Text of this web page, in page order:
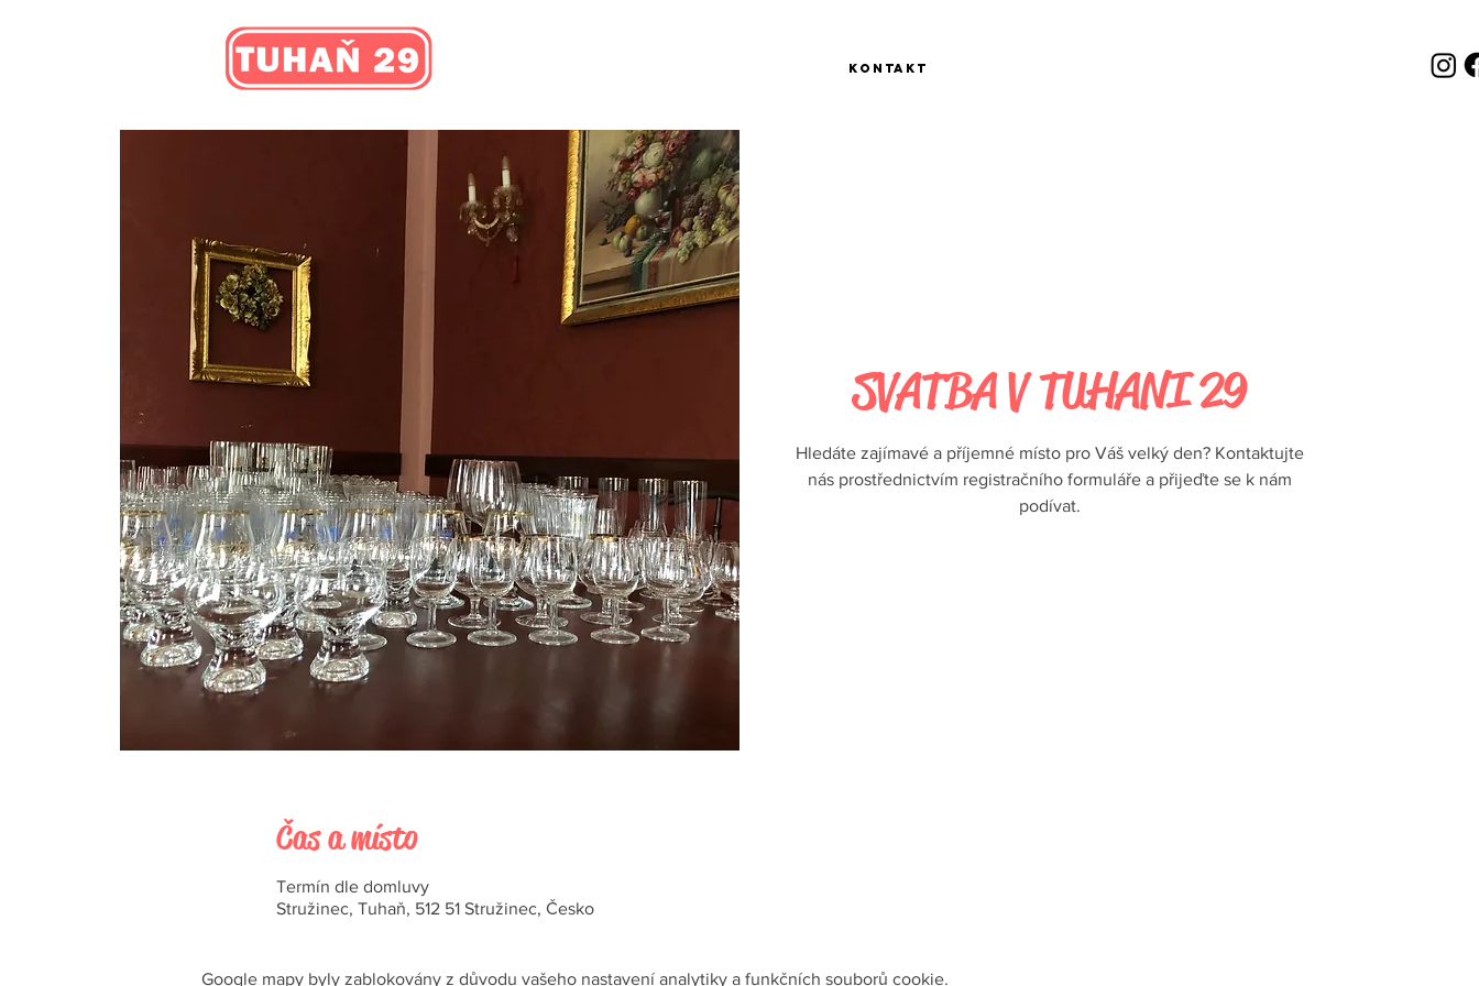
Kontakt
SVATBA V TUHANI 29
Hledáte zajímavé a příjemné místo pro Váš velký den? Kontaktujte
nás prostřednictvím registračního formuláře a přijeďte se k nám
podívat.
Čas a místo
Termín dle domluvy
Stružinec, Tuhaň, 512 51 Stružinec, Česko
Google mapy byly zablokovány z důvodu vašeho nastavení analytiky a funkčních souborů cookie.